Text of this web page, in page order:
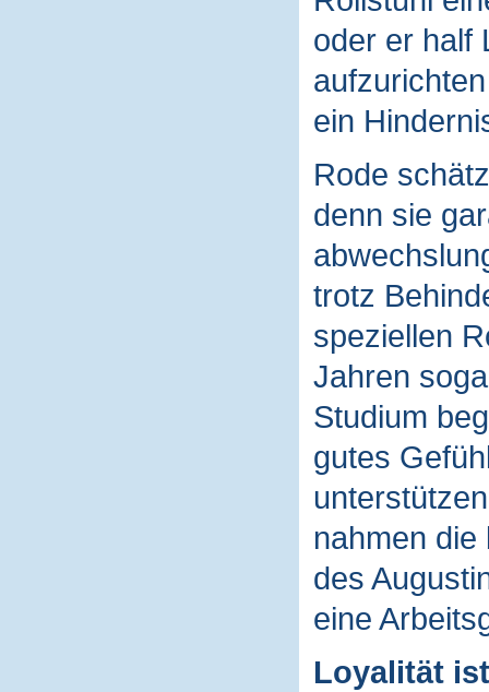
oder er half
ein
Rode
denn sie
trotz
speziellen
Jahren
Studium
gutes
nahmen
des
eine
Loyalität